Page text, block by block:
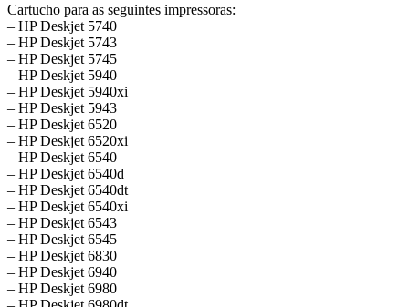
Cartucho para as seguintes impressoras:
– HP Deskjet 5740
– HP Deskjet 5743
– HP Deskjet 5745
– HP Deskjet 5940
– HP Deskjet 5940xi
– HP Deskjet 5943
– HP Deskjet 6520
– HP Deskjet 6520xi
– HP Deskjet 6540
– HP Deskjet 6540d
– HP Deskjet 6540dt
– HP Deskjet 6540xi
– HP Deskjet 6543
– HP Deskjet 6545
– HP Deskjet 6830
– HP Deskjet 6940
– HP Deskjet 6980